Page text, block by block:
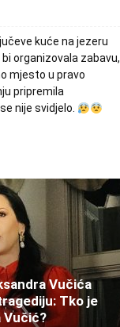
kuće na jezeru
organizovala zabavu,
mjesto u pravo
pripremila
nije svidjelo.
Vučića
Tko je
Vučić?